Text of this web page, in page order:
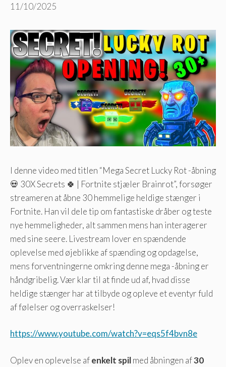
11/10/2025
I denne video med titlen “Mega Secret Lucky Rot -åbning
💀 30X Secrets 🍀 | Fortnite stjæler Brainrot”, forsøger
streameren at åbne 30 hemmelige heldige stænger i
Fortnite. Han vil dele tip om fantastiske dråber og teste
nye hemmeligheder, alt sammen mens han interagerer
med sine seere. Livestream lover en spændende
oplevelse med øjeblikke af spænding og opdagelse,
mens forventningerne omkring denne mega -åbning er
håndgribelig. Vær klar til at finde ud af, hvad disse
heldige stænger har at tilbyde og opleve et eventyr fuld
af følelser og overraskelser!
https://www.youtube.com/watch?v=eqs5f4bvn8e
Oplev en oplevelse afenkelt spilmed åbningen af30